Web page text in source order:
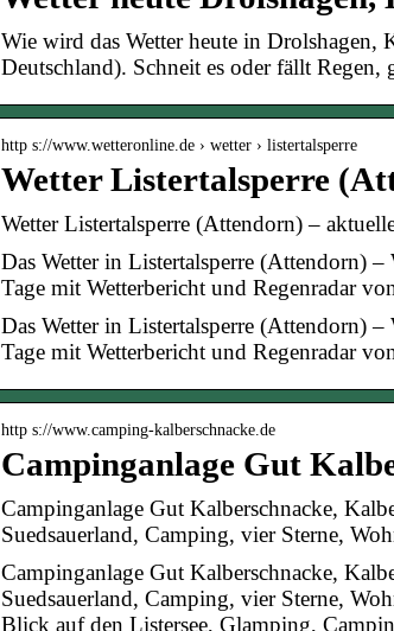
Wie wird das Wetter heute in Drolshagen,
Deutschland). Schneit es oder fällt Regen,
http s://www.wetteronline.de › wetter › listertalsperre
Wetter Listertalsperre
Wetter Listertalsperre (Attendorn) –
Das Wetter in Listertalsperre (Attendorn)
Tage mit Wetterbericht und Regenradar
Das Wetter in Listertalsperre (Attendorn)
Tage mit Wetterbericht und Regenradar
http s://www.camping-kalberschnacke.de
Campinganlage Gut
Campinganlage Gut Kalberschnacke,
Suedsauerland, Camping, vier Sterne,
Campinganlage Gut Kalberschnacke,
Suedsauerland, Camping, vier Sterne,
Blick auf den Listersee, Glamping,